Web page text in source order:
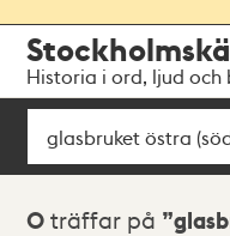
navigationen
huvudinnehållet
Historia i ord, ljud och
Sök
Sökresultat
0 träffar på